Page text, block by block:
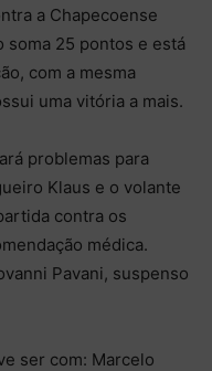
a Chapecoense
soma 25 pontos e está
com a mesma
uma vitória a mais.
problemas para
Klaus e o volante
contra os
médica.
Pavani, suspenso
ser com: Marcelo